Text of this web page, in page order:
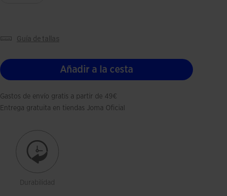
guía de tallas
Añadir a la cesta
Gastos de envío gratis a partir de 49€
Entrega gratuita en tiendas Joma Oficial
Durabilidad